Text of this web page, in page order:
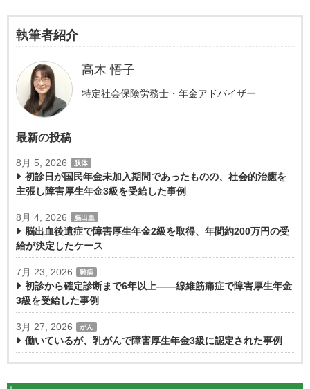
執筆者紹介
高木 悟子
特定社会保険労務士・年金アドバイザー
最新の投稿
8月 5, 2026 肢体
初診日が国民年金未加入期間であったものの、社会的治癒を
主張し障害厚生年金3級を受給した事例
8月 4, 2026 脳出血
脳出血後遺症で障害厚生年金2級を取得、年間約200万円の受
給が決定したケース
7月 23, 2026 難病
初診から確定診断まで6年以上――線維筋痛症で障害厚生年金
3級を受給した事例
3月 27, 2026 がん
働いているが、乳がんで障害厚生年金3級に認定された事例